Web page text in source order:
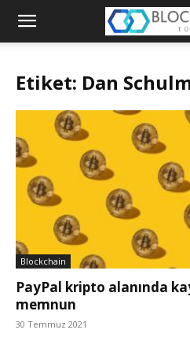
Blockchain
Etiket: Dan
Blockchain
PayPal kripto alanında
memnun
30 Temmuz 2021